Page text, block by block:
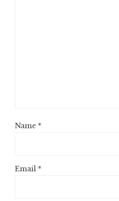
Name *
Email *